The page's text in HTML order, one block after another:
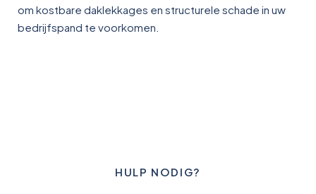
om kostbare daklekkages en structurele schade in uw
bedrijfspand te voorkomen.
HULP NODIG?